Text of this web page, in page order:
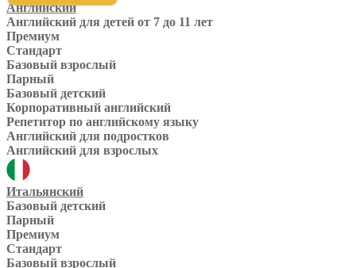
Английский
Английский для детей от 7 до 11 лет
Премиум
Стандарт
Базовый взрослый
Парный
Базовый детский
Корпоративный английский
Репетитор по английскому языку
Английский для подростков
Английский для взрослых
Итальянский
Базовый детский
Парный
Премиум
Стандарт
Базовый взрослый